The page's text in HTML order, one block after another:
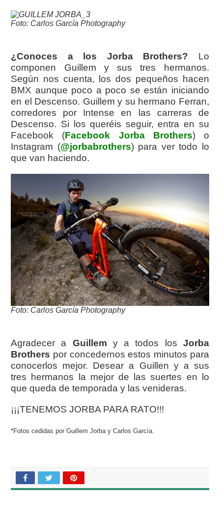
Foto: Carlos García Photography
¿Conoces a los Jorba Brothers? Lo
componen Guillem y sus tres hermanos.
Según nos cuenta, los dos pequeños hacen
BMX aunque poco a poco se están iniciando
en el Descenso. Guillem y su hermano Ferran,
corredores por Intense en las carreras de
Descenso. Si los queréis seguir, entra en su
Facebook (Facebook Jorba Brothers) o
Instagram (@jorbabrothers) para ver todo lo
que van haciendo.
Foto: Carlos García Photography
Agradecer a Guillem y a todos los Jorba
Brothers por concedernos estos minutos para
conocerlos mejor. Desear a Guillen y a sus
tres hermanos la mejor de las suertes en lo
que queda de temporada y las venideras.
¡¡¡TENEMOS JORBA PARA RATO!!!
*Fotos cedidas por Guillem Jorba y Carlos García.